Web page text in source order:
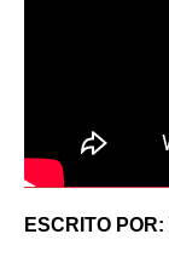
ESCRITO POR: